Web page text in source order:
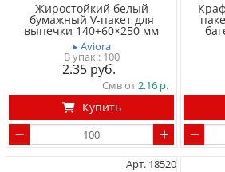
Жиростойкий белый
бумажный V-пакет для
выпечки 140+60×250 мм
▸ Aviora
100
2.35
Смв от2.16
Купить
Арт. 18520